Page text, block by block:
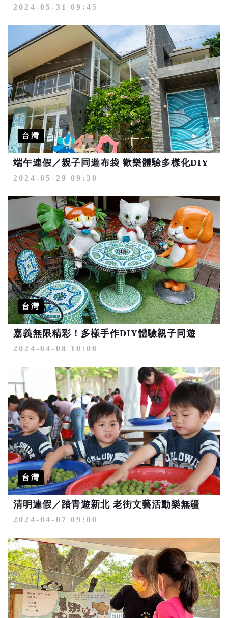
2024-05-31 09:45
台灣
端午連假／親子同遊布袋 歡樂體驗多樣化DIY
2024-05-29 09:30
台灣
嘉義無限精彩！多樣手作DIY體驗親子同遊
2024-04-08 10:00
台灣
清明連假／踏青遊新北 老街文藝活動樂無疆
2024-04-07 09:00